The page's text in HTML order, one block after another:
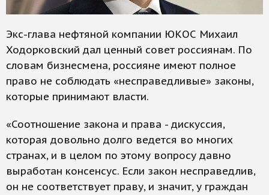
Экс-глава нефтяной компании ЮКОС Михаил
Ходорковский дал ценный совет россиянам. По
словам бизнесмена, россияне имеют полное
право не соблюдать «несправедливые» законы,
которые принимают власти.
«Соотношение закона и права - дискуссия,
которая довольно долго ведется во многих
странах, и в целом по этому вопросу давно
выработан консенсус. Если закон несправедлив,
он не соответствует праву, и значит, у граждан